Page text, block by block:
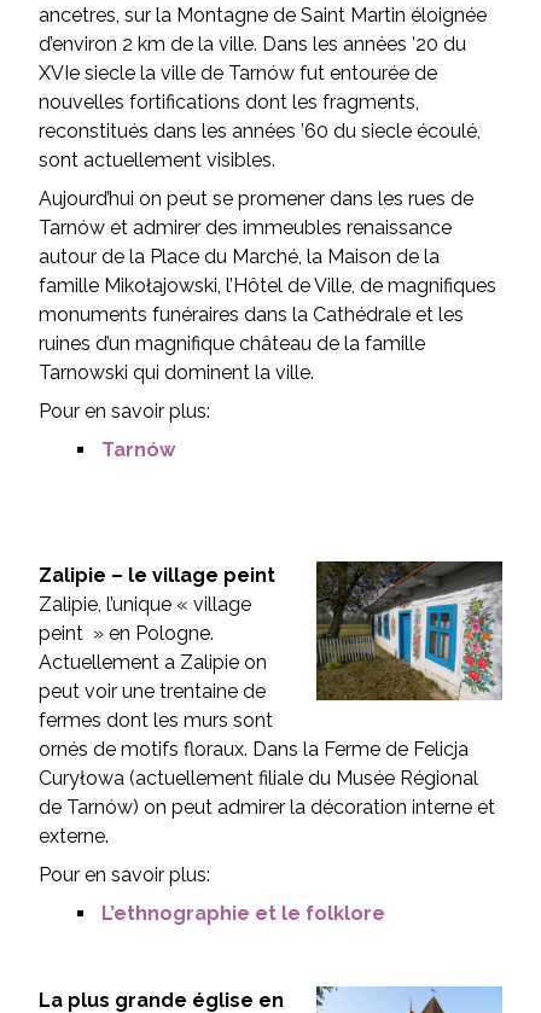
ancetres, sur la Montagne de Saint Martin éloignée
d’environ 2 km de la ville. Dans les années ’20 du
XVIe siecle la ville de Tarnów fut entourée de
nouvelles fortifications dont les fragments,
reconstitués dans les années ’60 du siecle écoulé,
sont actuellement visibles.
Aujourd’hui on peut se promener dans les rues de
Tarnów et admirer des immeubles renaissance
autour de la Place du Marché, la Maison de la
famille Mikołajowski, l’Hôtel de Ville, de magnifiques
monuments funéraires dans la Cathédrale et les
ruines d’un magnifique château de la famille
Tarnowski qui dominent la ville.
Pour en savoir plus:
Tarnów
Zalipie – le village peint
Zalipie, l’unique « village
peint » en Pologne.
Actuellement a Zalipie on
peut voir une trentaine de
fermes dont les murs sont
ornés de motifs floraux. Dans la Ferme de Felicja
Curyłowa (actuellement filiale du Musée Régional
de Tarnów) on peut admirer la décoration interne et
externe.
Pour en savoir plus:
L’ethnographie et le folklore
La plus grande église en